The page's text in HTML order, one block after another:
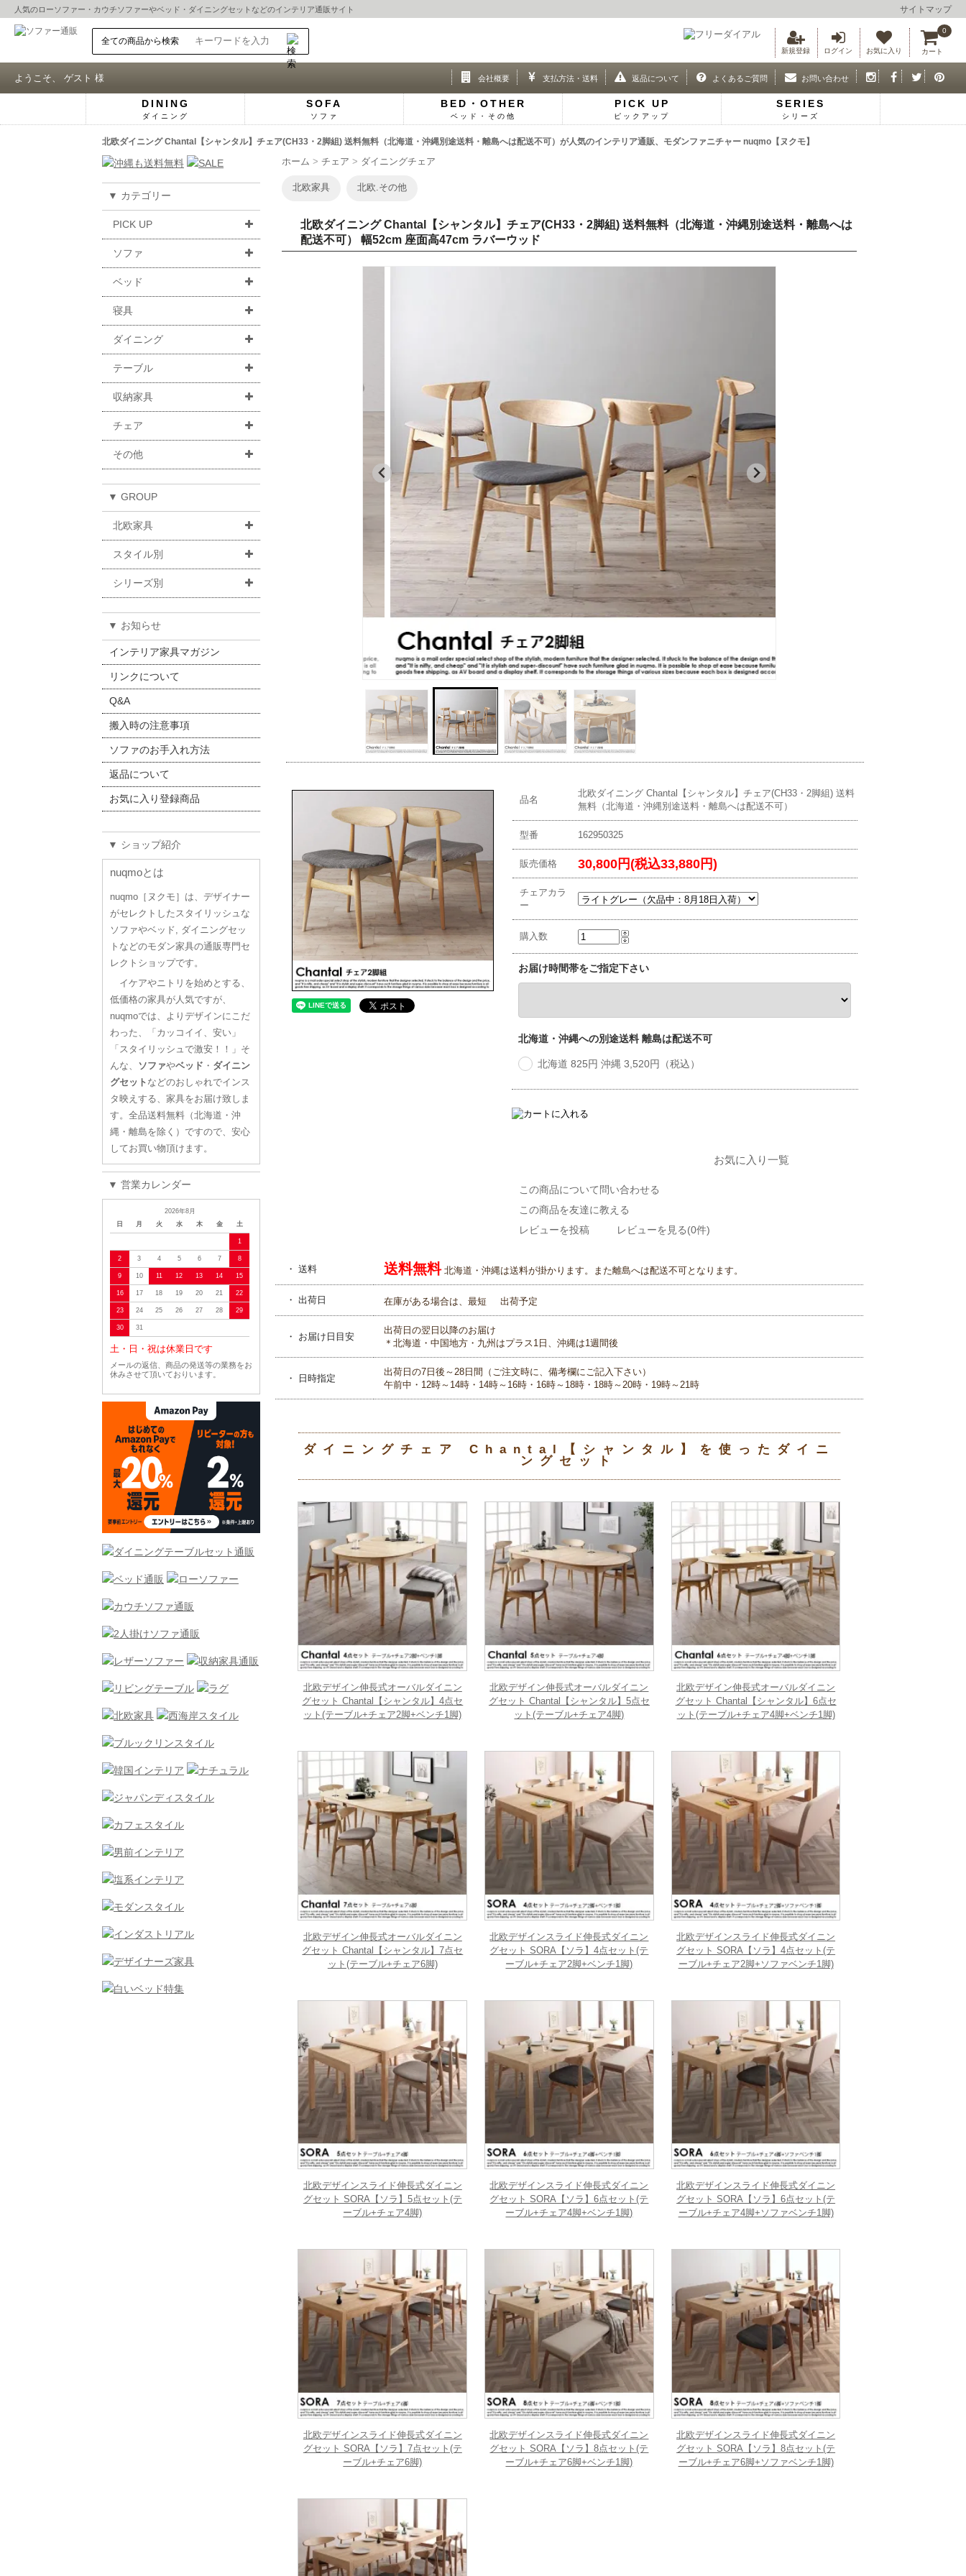
人気のローソファー ・ カウチソファーやベッド ・ ダイニングセット などのインテリア通販サイト サイトマップ
新規登録 ログイン お気に入り カート
0
ようこそ、 ゲスト 様 会社概要 支払方法・送料 返品について よくあるご質問 お問い合わせ
DINING
ダイニング
SOFA
ソファ
BED・OTHER
ベッド・その他
PICK UP
ピックアップ
SERIES
シリーズ
北欧ダイニング Chantal【シャンタル】チェア(CH33・2脚組) 送料無料（北海道・沖縄別途送料・離島へは配送不可）が人気のインテリア通販、モダンファニチャー nuqmo【ヌクモ】
▼ カテゴリー
PICK UP
ソファ
ベッド
寝具
ダイニング
テーブル
収納家具
チェア
その他
▼ GROUP
北欧家具
スタイル別
シリーズ別
▼ お知らせ
インテリア家具マガジン
リンクについて
Q&A
搬入時の注意事項
ソファのお手入れ方法
返品について
お気に入り登録商品
▼ ショップ紹介
nuqmoとは
nuqmo［ヌクモ］は、デザイナー
がセレクトしたスタイリッシュな
ソファやベッド, ダイニングセッ
トなどのモダン家具の通販専門セ
レクトショップです。
イケアやニトリを始めとする、
低価格の家具が人気ですが、
nuqmoでは、よりデザインにこだ
わった、「カッコイイ、安い」
「スタイリッシュで激安！！」そ
んな、 ソファやベッド ・ ダイニン
グセット などのおしゃれでインス
タ映えする、家具をお届け致しま
す。全品送料無料（北海道・沖
縄・離島を除く）ですので、安心
してお買い物頂けます。
▼ 営業カレンダー
2026年8月
日
月 火 水 木 金 土
1
2 3 4 5 6 7 8
9 10 11 12 13 14 15
16 17 18 19 20 21 22
23 24 25 26 27 28 29
30 31
土・日・祝は休業日です
メールの返信、商品の発送等の業務をお
休みさせて頂いておりいます。
ホーム チェア ダイニングチェア
北欧家具 北欧.その他
北欧ダイニング Chantal【シャンタル】チェア(CH33・2脚組) 送料無料（北海道・沖縄別途送料・離島へは
配送不可） 幅52cm 座面高47cm ラバーウッド
品名
北欧ダイニング Chantal【シャンタル】チェア(CH33・2脚組) 送料
無料（北海道・沖縄別途送料・離島へは配送不可）
型番 162950325
販売価格 30,800円(税込33,880円)
チェアカラ
ー
購入数
お届け時間帯をご指定下さい
北海道・沖縄への別途送料 離島は配送不可
北海道 825円 沖縄 3,520円（税込）
お気に入り一覧
この商品について問い合わせる
この商品を友達に教える
レビューを投稿
レビューを見る(0件)
・ 送料 送料無料北海道・沖縄は送料が掛かります。また離島へは配送不可となります。
・ 出荷日 在庫がある場合は、最短 出荷予定
・ お届け日目安
出荷日の翌日以降のお届け
＊北海道・中国地方・九州はプラス1日、沖縄は1週間後
・ 日時指定
出荷日の7日後～28日間（ご注文時に、備考欄にご記入下さい）
午前中・12時～14時・14時～16時・16時～18時・18時～20時・19時～21時
ダイニングチェア Chantal【シャンタル】を使ったダイニ
ングセット
北欧デザイン伸長式オーバルダイニン
グセット Chantal【シャンタル】4点セ
ット(テーブル+チェア2脚+ベンチ1脚)
北欧デザイン伸長式オーバルダイニン
グセット Chantal【シャンタル】5点セ
ット(テーブル+チェア4脚)
北欧デザイン伸長式オーバルダイニン
グセット Chantal【シャンタル】6点セ
ット(テーブル+チェア4脚+ベンチ1脚)
北欧デザイン伸長式オーバルダイニン
グセット Chantal【シャンタル】7点セ
ット(テーブル+チェア6脚)
北欧デザインスライド伸長式ダイニン
グセット SORA【ソラ】4点セット(テ
ーブル+チェア2脚+ベンチ1脚)
北欧デザインスライド伸長式ダイニン
グセット SORA【ソラ】4点セット(テ
ーブル+チェア2脚+ソファベンチ1脚)
北欧デザインスライド伸長式ダイニン
グセット SORA【ソラ】5点セット(テ
ーブル+チェア4脚)
北欧デザインスライド伸長式ダイニン
グセット SORA【ソラ】6点セット(テ
ーブル+チェア4脚+ベンチ1脚)
北欧デザインスライド伸長式ダイニン
グセット SORA【ソラ】6点セット(テ
ーブル+チェア4脚+ソファベンチ1脚)
北欧デザインスライド伸長式ダイニン
グセット SORA【ソラ】7点セット(テ
ーブル+チェア6脚)
北欧デザインスライド伸長式ダイニン
グセット SORA【ソラ】8点セット(テ
ーブル+チェア6脚+ベンチ1脚)
北欧デザインスライド伸長式ダイニン
グセット SORA【ソラ】8点セット(テ
ーブル+チェア6脚+ソファベンチ1脚)